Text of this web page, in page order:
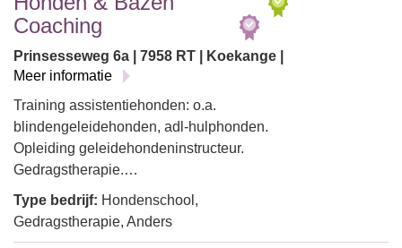
Coaching
Prinsesseweg 6a | 7958 RT | Koekange |
Meer informatie
Training assistentiehonden: o.a.
blindengeleidehonden, adl-hulphonden.
Opleiding geleidehondeninstructeur.
Gedragstherapie.…
Type bedrijf: Hondenschool,
Gedragstherapie, Anders